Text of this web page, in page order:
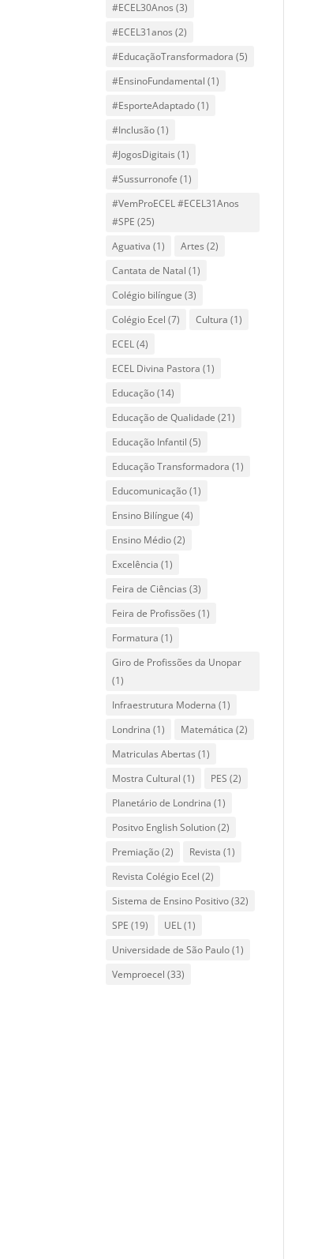
#ECEL30Anos (3)
#ECEL31anos (2)
#EducaçãoTransformadora (5)
#EnsinoFundamental (1)
#EsporteAdaptado(1)
#Inclusão(1)
#JogosDigitais (1)
#Sussurronofe (1)
#VemProECEL #ECEL31Anos
#SPE (25)
Aguativa (1) Artes (2)
Cantata de Natal (1)
Colégio bilíngue (3)
Colégio Ecel (7) Cultura (1)
ECEL(4)
ECEL Divina Pastora (1)
Educação(14)
Educação de Qualidade (21)
Educação Infantil (5)
Educação Transformadora (1)
Educomunicação(1)
Ensino Bilíngue (4)
Ensino Médio(2)
Excelência (1)
Feira de Ciências (3)
Feira de Profissões (1)
Formatura (1)
Giro de Profissões da Unopar
(1)
Infraestrutura Moderna (1)
Londrina (1) Matemática (2)
Matriculas Abertas (1)
Mostra Cultural (1) PES (2)
Planetário de Londrina (1)
Positvo English Solution(2)
Premiação(2) Revista (1)
Revista Colégio Ecel (2)
Sistema de Ensino Positivo(32)
SPE (19) UEL(1)
Universidade de São Paulo(1)
Vemproecel (33)